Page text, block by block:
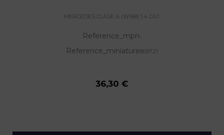
MERCEDES CLASE A (W168) 1.4 CAT
Reference_mpn-
Reference_miniature809721
36,30 €